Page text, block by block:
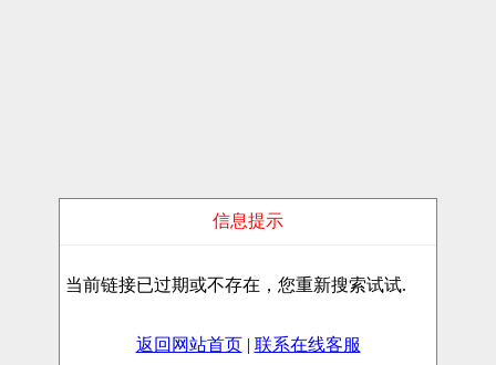
信息提示
当前链接已过期或不存在，您重新搜索试试.
返回网站首页| 联系在线客服